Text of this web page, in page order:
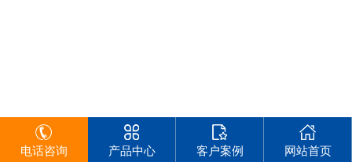
电话咨询 产品中心 客户案例 网站首页